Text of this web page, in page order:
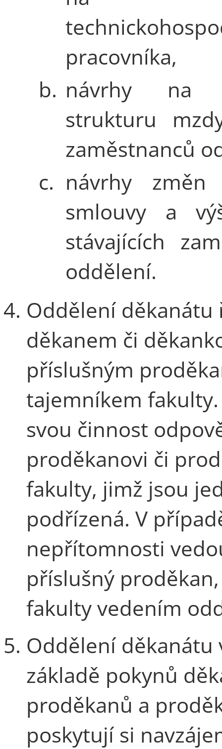
pracovníka,
b. návrhy
strukturu
zaměstnanců
c. návrhy změn
smlouvy a
stávajících
oddělení.
Oddělení
děkanem či
příslušným
tajemníkem
svou činnost
proděkanovi či
fakulty, jimž jsou
podřízená. V
nepřítomnosti
příslušný
fakulty vedením
Oddělení děkanátu
základě pokynů
proděkanů a
poskytují si